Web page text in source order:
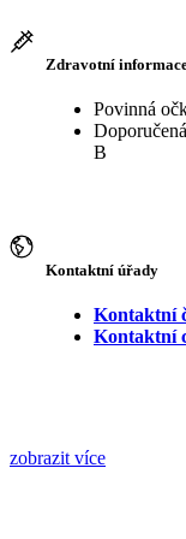
Zdravotní
Povinná
B
Kontaktní úřady
Kontaktní
Kontaktní
zobrazit více